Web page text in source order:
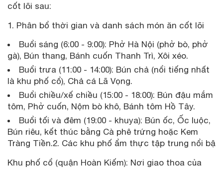
cốt lõi sau:
Phân bổ thời gian và danh sách món ăn cốt lõi
Buổi sáng (6:00 - 9:00): Phở Hà Nội (phở bò, phở
gà), Bún thang, Bánh cuốn Thanh Trì, Xôi xéo.
Buổi trưa (11:00 - 14:00): Bún chả (nổi tiếng nhất
là khu phố cổ), Chả cá Lã Vọng.
Buổi chiều/xế chiều (15:00 - 18:00): Bún đậu mắm
tôm, Phở cuốn, Nộm bò khô, Bánh tôm Hồ Tây.
Buổi tối và đêm (19:00 - khuya): Bún ốc, Ốc luộc,
Bún riêu, kết thúc bằng Cà phê trứng hoặc Kem
Tràng Tiền.2. Các khu phố ẩm thực tập trung nổi bậ
Khu phố cổ (quận Hoàn Kiếm): Nơi giao thoa của